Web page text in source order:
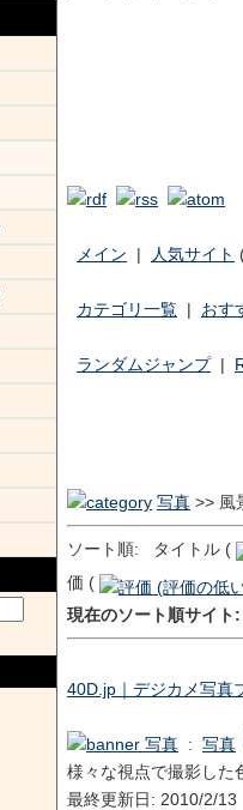
メイン | 人気サイト
カテゴリ一覧 | おす
ランダムジャンプ|
写真 >> 風
ソート順: タイトル (
価 (
現在のソート順サイ
40D.jp｜デジカメ写真
写真 : 写真
様々な視点で撮影した
最終更新日: 2010/2/